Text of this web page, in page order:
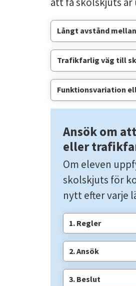
Långt avstånd
Trafikfarlig väg till
Funktionsvariation
Ansök om
eller
Om eleven
skolskjuts för
nytt efter varje
1. Regler
2. Ansök
3. Beslut